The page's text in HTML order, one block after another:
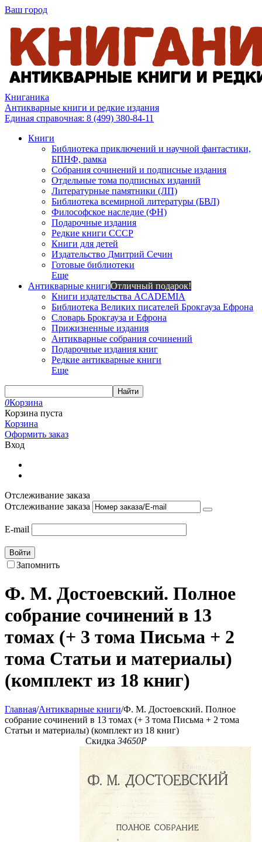
Ваш город
Книганика
Антикварные книги и редкие издания
Единая справочная: 8 (499) 380-84-11
Книги
Библиотека приключений и научной фантастики,
БПНФ, рамка
Собрания сочинений и подписные издания
Отдельные тома подписных изданий
Литературные памятники (ЛП)
Библиотека всемирной литературы (БВЛ)
Философское наследие (ФН)
Подарочные издания
Редкие книги СССР
Книги для детей
Издательство Дмитрий Сечин
Готовые библиотеки
Еще
Антикварные книгиОтличный подарок!
Книги издательства ACADEMIA
Библиотека Великих писателей Брокгауза Ефрона
Словарь Брокгауза и Ефрона
Прижизненные издания
Антикварные собрания сочинений
Подарочные издания книг
Редкие антикварные книги
Еще
Найти
0Корзина
Корзина пуста
Корзина
Оформить заказ
Вход
Отслеживание заказа
Отслеживание заказа
E-mail
Войти
Запомнить
Ф. М. Достоевский. Полное
собрание сочинений в 13
томах (+ 3 тома Письма + 2
тома Статьи и материалы)
(комплект из 18 книг)
Главная/Антикварные книги/Ф. М. Достоевский. Полное
собрание сочинений в 13 томах (+ 3 тома Письма + 2 тома
Статьи и материалы) (комплект из 18 книг)
Скидка 34650Р